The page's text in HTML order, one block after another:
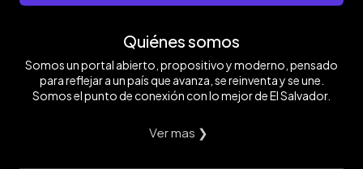
Quiénes somos
Somos un portal abierto, propositivo y moderno, pensado
para reflejar a un país que avanza, se reinventa y se une.
Somos el punto de conexión con lo mejor de El Salvador.
Ver mas ❯